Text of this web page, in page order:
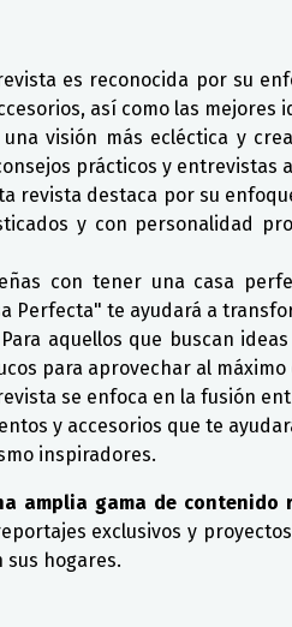
es reconocida por su
así como las mejores
una visión más ecléctica y
prácticos y entrevistas
revista destaca por su
y con personalidad
con tener una casa
Perfecta" te ayudará a
aquellos que buscan
para aprovechar al
se enfoca en la fusión
y accesorios que te
inspiradores.
amplia gama de
exclusivos y
sus hogares.